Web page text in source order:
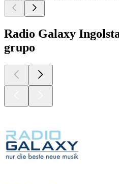
Radio Galaxy
grupo